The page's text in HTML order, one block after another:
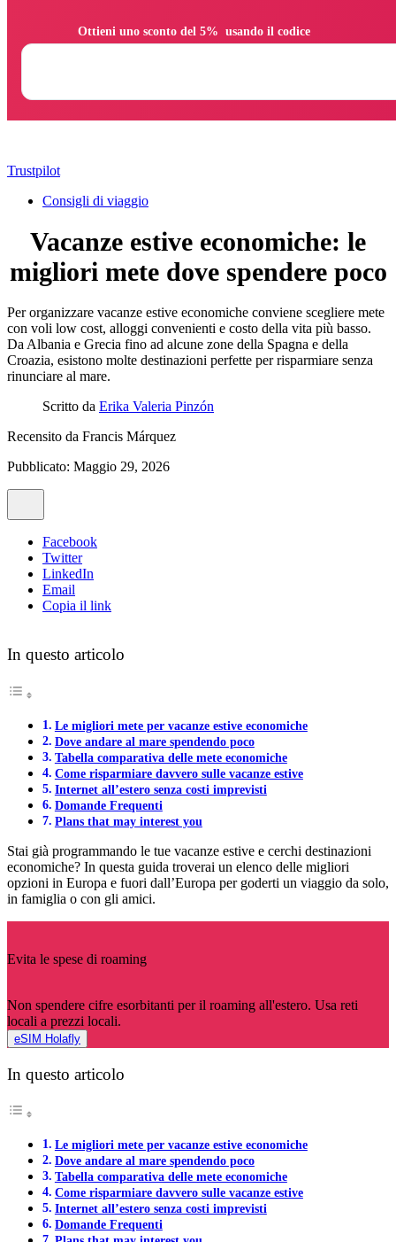
Trustpilot
Consigli di viaggio
Vacanze estive economiche: le
migliori mete dove spendere poco
Per organizzare vacanze estive economiche conviene scegliere mete
con voli low cost, alloggi convenienti e costo della vita più basso.
Da Albania e Grecia fino ad alcune zone della Spagna e della
Croazia, esistono molte destinazioni perfette per risparmiare senza
rinunciare al mare.
Scritto da Erika Valeria Pinzón
Recensito da Francis Márquez
Pubblicato: Maggio 29, 2026
Facebook
Twitter
LinkedIn
Email
Copia il link
In questo articolo
Le migliori mete per vacanze estive economiche
Dove andare al mare spendendo poco
Tabella comparativa delle mete economiche
Come risparmiare davvero sulle vacanze estive
Internet all’estero senza costi imprevisti
Domande Frequenti
Plans that may interest you
Stai già programmando le tue vacanze estive e cerchi destinazioni
economiche? In questa guida troverai un elenco delle migliori
opzioni in Europa e fuori dall’Europa per goderti un viaggio da solo,
in famiglia o con gli amici.
Evita le spese di roaming
Non spendere cifre esorbitanti per il roaming all'estero. Usa reti
locali a prezzi locali.
eSIM Holafly
In questo articolo
Le migliori mete per vacanze estive economiche
Dove andare al mare spendendo poco
Tabella comparativa delle mete economiche
Come risparmiare davvero sulle vacanze estive
Internet all’estero senza costi imprevisti
Domande Frequenti